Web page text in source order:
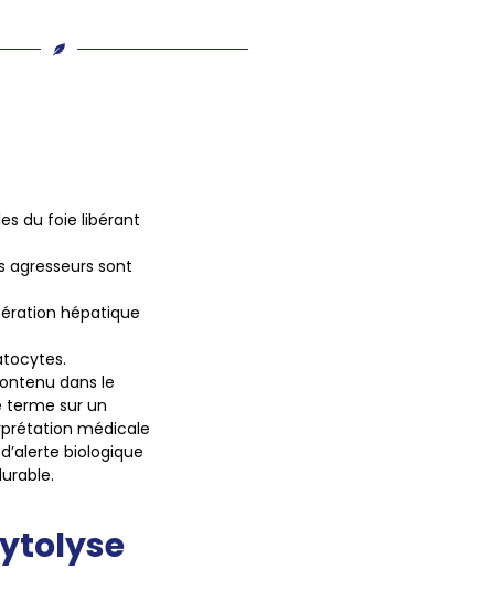
du foie libérant
agresseurs sont
hépatique
dans le
terme sur un
médicale
biologique